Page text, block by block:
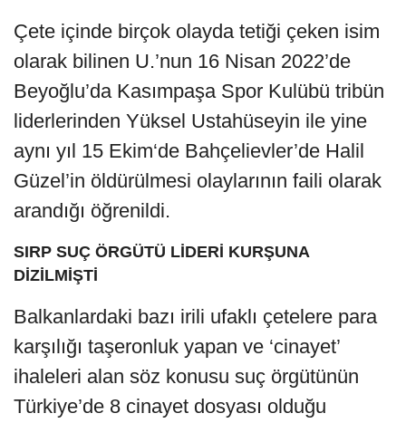
Çete içinde birçok olayda tetiği çeken isim
olarak bilinen U.’nun 16 Nisan 2022’de
Beyoğlu’da Kasımpaşa Spor Kulübü tribün
liderlerinden Yüksel Ustahüseyin ile yine
aynı yıl 15 Ekim‘de Bahçelievler’de Halil
Güzel’in öldürülmesi olaylarının faili olarak
arandığı öğrenildi.
SIRP SUÇ ÖRGÜTÜ LİDERİ KURŞUNA
DİZİLMİŞTİ
Balkanlardaki bazı irili ufaklı çetelere para
karşılığı taşeronluk yapan ve ‘cinayet’
ihaleleri alan söz konusu suç örgütünün
Türkiye’de 8 cinayet dosyası olduğu